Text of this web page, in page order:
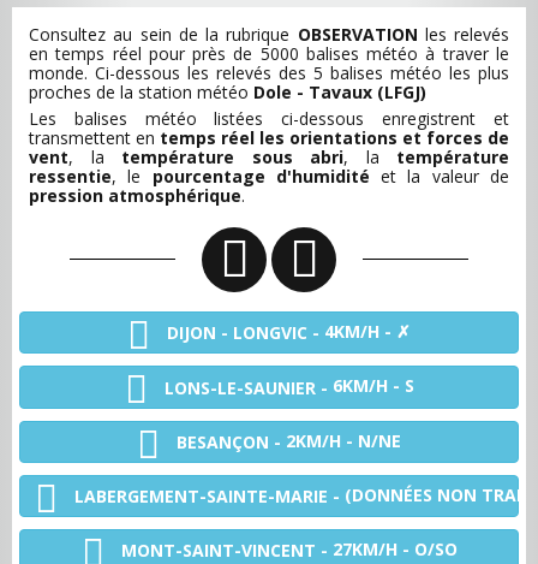
Consultez au sein de la rubrique OBSERVATION les relevés
en temps réel pour près de 5000 balises météo à traver le
monde. Ci-dessous les relevés des 5 balises météo les plus
proches de la station météo Dole - Tavaux (LFGJ)
Les balises météo listées ci-dessous enregistrent et
transmettent en temps réel les orientations et forces de
vent, la température sous abri, la température
ressentie, le pourcentage d'humidité et la valeur de
pression atmosphérique.
DIJON - LONGVIC - 4KM/H - ✗
LONS-LE-SAUNIER - 6KM/H - S
BESANÇON - 2KM/H - N/NE
LABERGEMENT-SAINTE-MARIE - (DONNÉES NON
MONT-SAINT-VINCENT - 27KM/H - O/SO